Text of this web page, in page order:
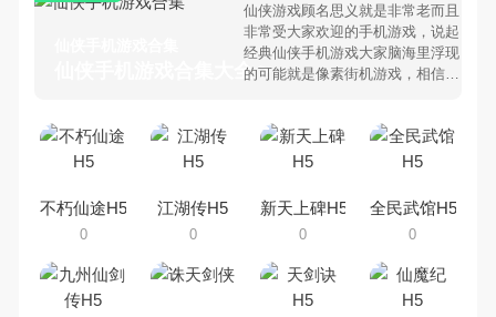
仙侠手机游戏合集大全 >
仙侠游戏顾名思义就是非常老而且
非常受大家欢迎的手机游戏，说起
经典仙侠手机游戏大家脑海里浮现
的可能就是像素街机游戏，相信很
侠手机游戏有哪些呢？游戏今天，
乐途下载站小编芒果味的怪咖给大
集，欢迎大家前来选择下载体验
不朽仙途H5
0
江湖传H5
0
新天上碑H5
0
全民武馆H5
0